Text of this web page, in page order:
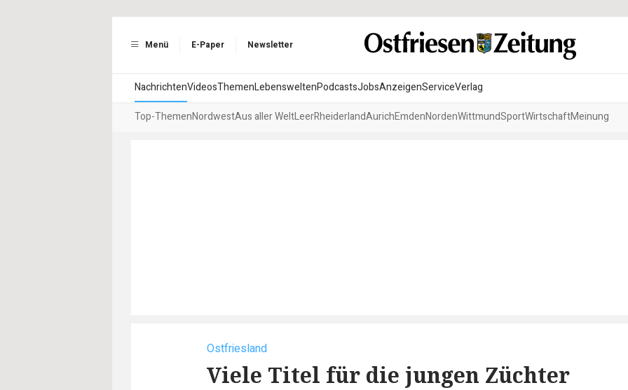
Menü E-Paper Newsletter
NachrichtenVideosThemenLebensweltenPodcastsJobsAnzeigenServiceVerlag
Top-ThemenNordwestAus aller WeltLeerRheiderlandAurichEmdenNordenWittmundSportWirtschaftMeinung
Ostfriesland
Viele Titel für die jungen Züchter